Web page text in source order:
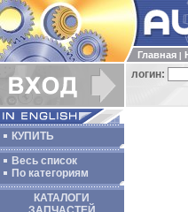
Главная
логин:
КУПИТЬ
Весь список
По категориям
КАТАЛОГИ